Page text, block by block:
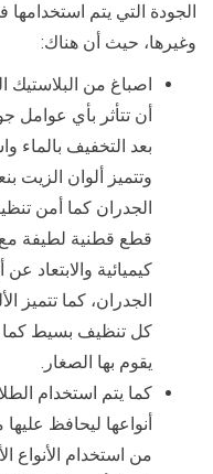
الجودة التي يتم
وغيرها، حيث أن هناك:
اصباغ من
أن تتأثر بأي عوامل
بعد التخفيف بالماء
وتتميز ألوان الزيت
الجدران كما أمن
قطع قطنية لطيفة مع
كيميائية
الجدران، كما تتميز
كل تنظيف بسيط كما
يقوم بها الصغار.
كما يتم استخدام
أنواعها ليحافظ
من استخدام الأنواع